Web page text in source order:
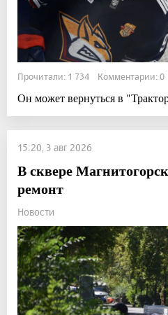
Прочитали: 1 734 Комментарии: 0
Он может вернуться в
15:20, 3 авг 2026
В сквере
ремонт
Новости